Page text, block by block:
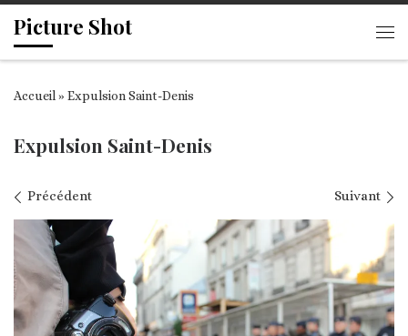
Passer au contenu
Picture Shot
Accueil» Expulsion Saint-Denis
Expulsion Saint-Denis
Navigation des images
Précédent Suivant